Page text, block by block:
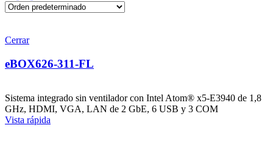
Cerrar
eBOX626-311-FL
Sistema integrado sin ventilador con Intel Atom® x5-E3940 de 1,8
GHz, HDMI, VGA, LAN de 2 GbE, 6 USB y 3 COM
Vista rápida